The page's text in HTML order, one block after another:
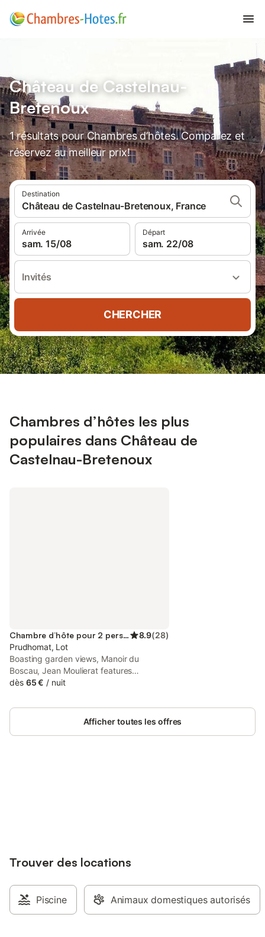
Château de Castelnau-
Bretenoux
1 résultats pour Chambres d’hôtes. Comparez et
réservez au meilleur prix!
Destination
Château de Castelnau-Bretenoux, France
Arrivée
sam. 15/08
Départ
sam. 22/08
Invités
CHERCHER
Chambres d’hôtes les plus
populaires dans Château de
Castelnau-Bretenoux
Chambre d’hôte pour 2 personnes 8.9(28)
Prudhomat, Lot
Boasting garden views, Manoir du
Boscau, Jean Moulierat features
accommodation with a garden and a
Cave. There is an in-house restaurant,
plus free private parking and free WiFi
dès 65 € / nuit
Afficher toutes les offres
Trouver des locations
Piscine Animaux domestiques autorisés